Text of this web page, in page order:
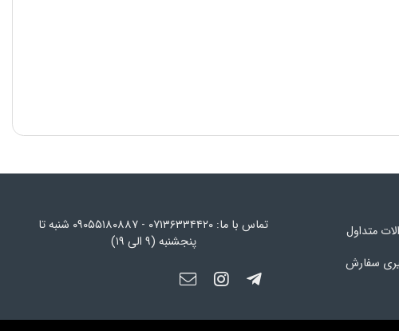
متداول
سفارش
تماس با ما: ۰۷۱۳۶۳۳۴۴۲۰ - ۰۹۰۵۵۱۸۰۸۸۷ شنبه تا
پنجشنبه (۹ الی ۱۹)